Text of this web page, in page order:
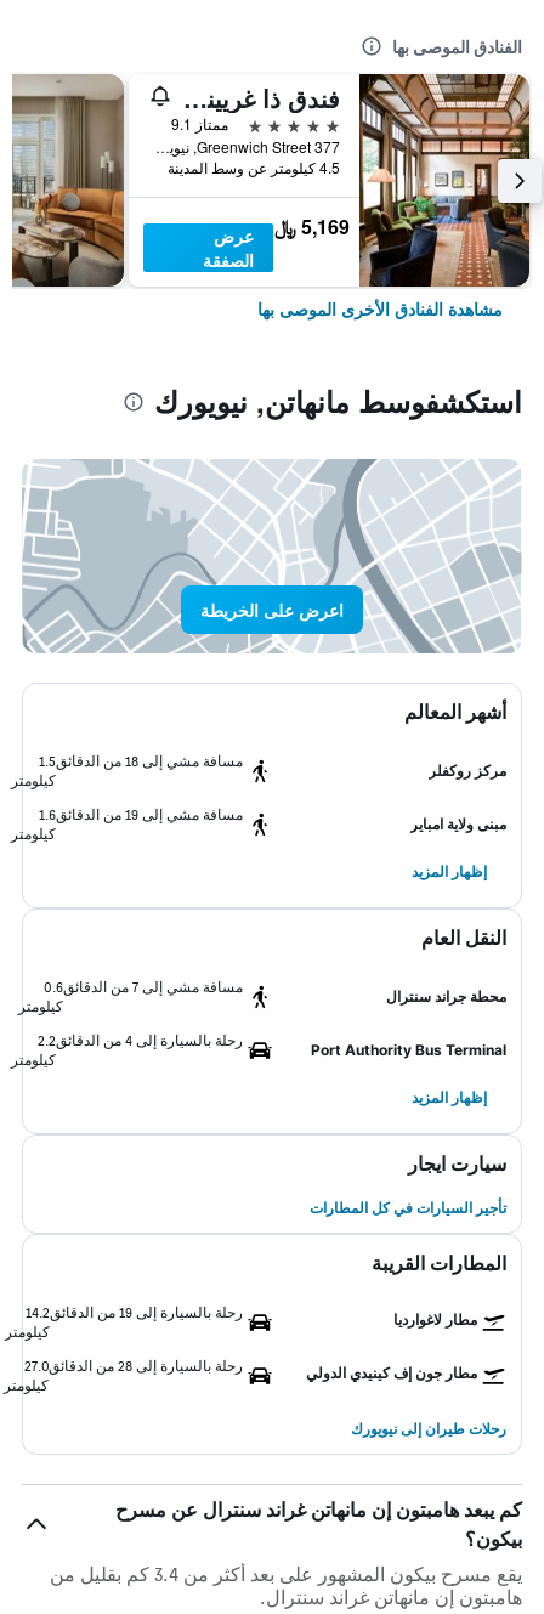
الفنادق الموصى بها
فندق ذا غريينيتش
5 نجوم
ممتاز 9.1
377 Greenwich Street, نيويورك, NY, الولايات المتحدة الأميريكية
4.5 كيلومتر عن وسط المدينة
5,169 ﷼
عرض
الصفقة
مشاهدة الفنادق الأخرى الموصى بها
استكشفوسط مانهاتن, نيويورك
اعرض على الخريطة
أشهر المعالم
مركز روكفلر
مسافة مشي إلى 18 من الدقائق
1.5
كيلومتر
مبنى ولاية امباير
مسافة مشي إلى 19 من الدقائق
1.6
كيلومتر
إظهار المزيد
النقل العام
محطة جراند سنترال
مسافة مشي إلى 7 من الدقائق
0.6
كيلومتر
Port Authority Bus Terminal
رحلة بالسيارة إلى 4 من الدقائق
2.2
كيلومتر
إظهار المزيد
سيارت ايجار
تأجير السيارات في كل المطارات
المطارات القريبة
مطار لاغوارديا رحلة بالسيارة إلى 19 من الدقائق
14.2
كيلومتر
مطار جون إف كينيدي الدولي رحلة بالسيارة إلى 28 من الدقائق
27.0
كيلومتر
رحلات طيران إلى نيويورك
كم يبعد هامبتون إن مانهاتن غراند سنترال عن مسرح
بيكون؟
يقع مسرح بيكون المشهور على بعد أكثر من 3.4 كم بقليل من
هامبتون إن مانهاتن غراند سنترال.